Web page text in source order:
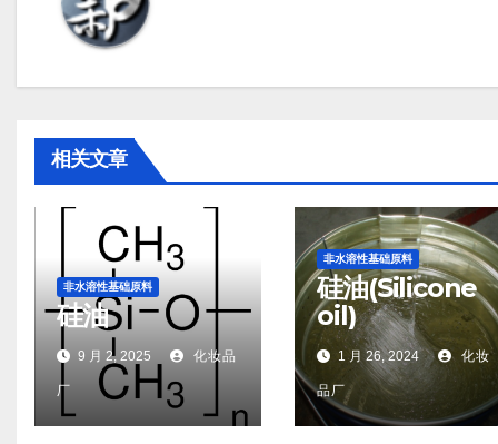
相关文章
非水溶性基础原料
硅油
9 月 2, 2025 化妆品
厂
非水溶性基础原料
硅油(Silicone
oil)
1 月 26, 2024 化妆
品厂